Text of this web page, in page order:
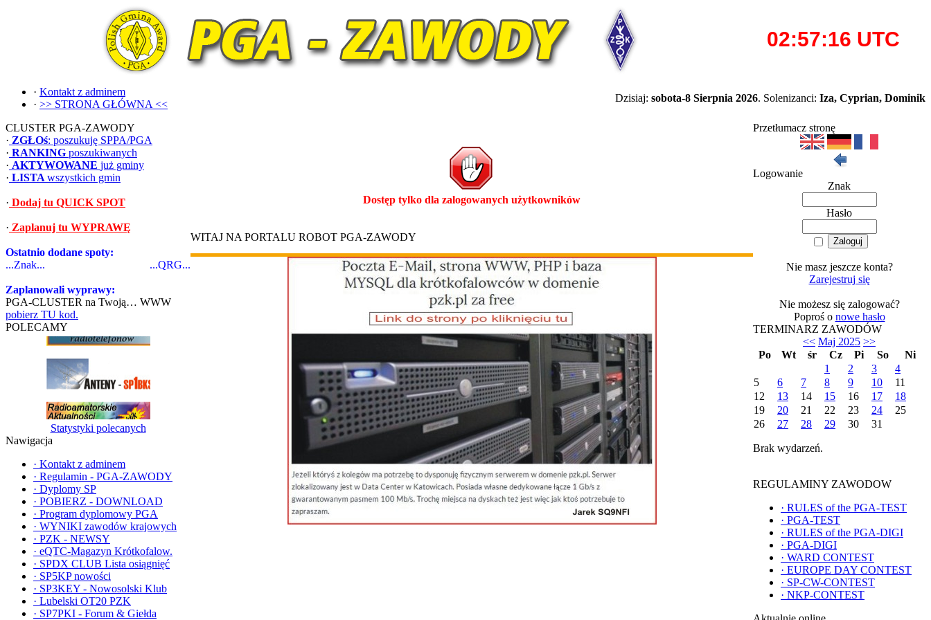
· Kontakt z adminem
· >> STRONA GŁÓWNA <<
Dzisiaj: sobota-8 Sierpnia 2026. Solenizanci: Iza, Cyprian, Dominik
CLUSTER PGA-ZAWODY
· ZGŁOś: poszukuję SPPA/PGA
· RANKING poszukiwanych
· AKTYWOWANE już gminy
· LISTA wszystkich gmin
· Dodaj tu QUICK SPOT
· Zaplanuj tu WYPRAWĘ
Ostatnio dodane spoty:
...Znak...
...QRG...
Zaplanowali wyprawy:
PGA-CLUSTER na Twoją… WWW
pobierz TU kod.
POLECAMY
Statystyki polecanych
Nawigacja
· Kontakt z adminem
· Regulamin - PGA-ZAWODY
· Dyplomy SP
· POBIERZ - DOWNLOAD
· Program dyplomowy PGA
· WYNIKI zawodów krajowych
· PZK - NEWSY
· eQTC-Magazyn Krótkofalow.
· SPDX CLUB Lista osiągnięć
· SP5KP nowości
· SP3KEY - Nowosolski Klub
· Lubelski OT20 PZK
· SP7PKI - Forum & Giełda
Dostęp tylko dla zalogowanych użytkowników
WITAJ NA PORTALU ROBOT PGA-ZAWODY
Przetłumacz stronę
Logowanie
Znak
Hasło
Nie masz jeszcze konta?
Zarejestruj się
Nie możesz się zalogować?
Poproś o nowe hasło
TERMINARZ ZAWODÓW
<< Maj 2025 >>
Po
Wt śr Cz Pi So
Ni
1
2 3
4
5
6 7 8 9 10
11
12
13 14 15 16 17
18
19
20 21 22 23 24
25
26
27 28 29 30 31
Brak wydarzeń.
REGULAMINY ZAWODOW
· RULES of the PGA-TEST
· PGA-TEST
· RULES of the PGA-DIGI
· PGA-DIGI
· WARD CONTEST
· EUROPE DAY CONTEST
· SP-CW-CONTEST
· NKP-CONTEST